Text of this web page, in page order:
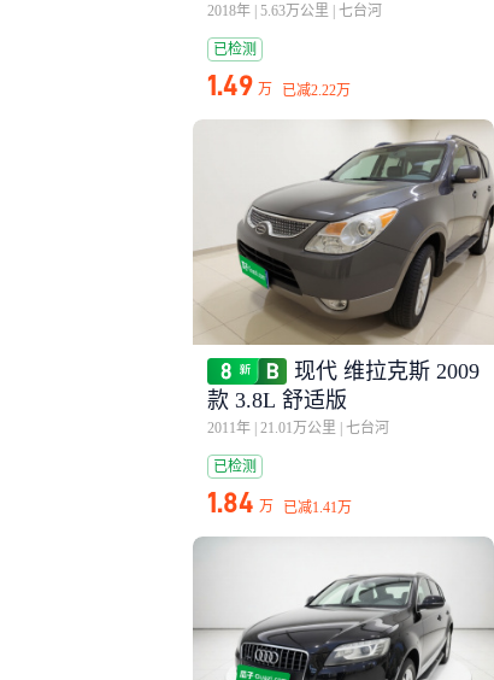
2018年 5.63万公里 七台河
已检测
1.49 万 已减2.22万
现代 维拉克斯 2009
款 3.8L 舒适版
2011年 21.01万公里 七台河
已检测
1.84 万 已减1.41万